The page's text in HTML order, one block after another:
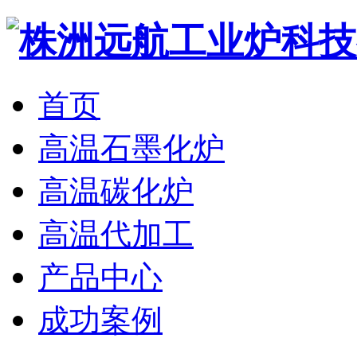
首页
高温石墨化炉
高温碳化炉
高温代加工
产品中心
成功案例